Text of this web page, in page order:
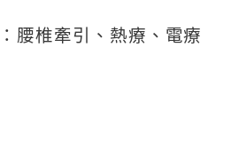
腰椎牽引、熱療、電療